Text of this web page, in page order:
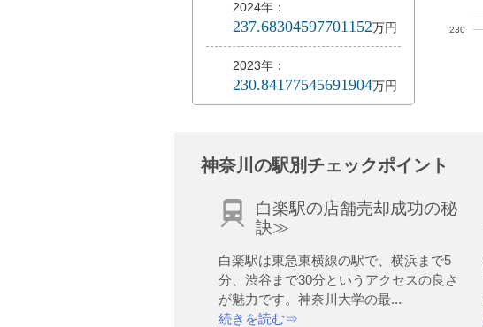
2024年：
237.68304597701152万円
2023年：
230.84177545691904万円
230
神奈川の駅別チェックポイント
白楽駅の店舗売却成功の秘
訣≫
白楽駅は東急東横線の駅で、横浜まで5
分、渋谷まで30分というアクセスの良さ
が魅力です。神奈川大学の最...
続きを読む⇒